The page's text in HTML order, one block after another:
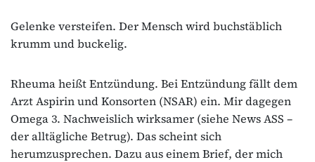
Gelenke versteifen. Der Mensch wird buchstäblich
krumm und buckelig.
Rheuma heißt Entzündung. Bei Entzündung fällt dem
Arzt Aspirin und Konsorten (NSAR) ein. Mir dagegen
Omega 3. Nachweislich wirksamer (siehe News ASS –
der alltägliche Betrug). Das scheint sich
herumzusprechen. Dazu aus einem Brief, der mich